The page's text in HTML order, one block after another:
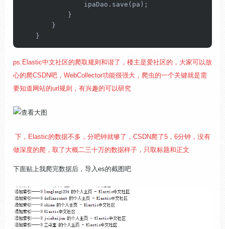
                ipaDao.save(pa);
            }
        }
    }
ps:Elastic中文社区的爬取规则和谐了，楼主是爱社区的，大家可以放
心的爬CSDN吧，WebCollector功能很强大，爬虫的一个关键就是需
要知道网站的url规则，有兴趣的可以研究
下，Elastic的数据不多，分吧钟就够了，CSDN爬了5，6分钟，没有
做深度的爬，取了大概二三十万的数据样子，只取标题和正文
下面贴上我爬完数据后，导入es的截图吧